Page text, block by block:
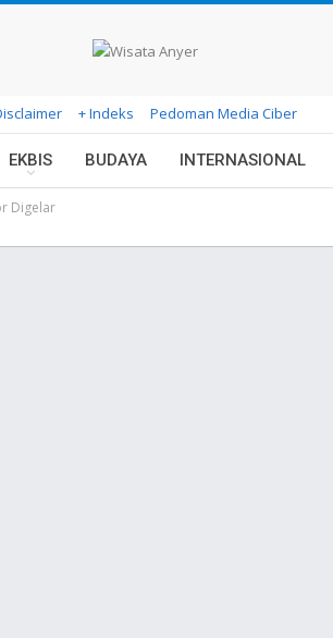
+ Indeks Pedoman Media Ciber
EKBIS BUDAYA INTERNASIONAL
Digelar